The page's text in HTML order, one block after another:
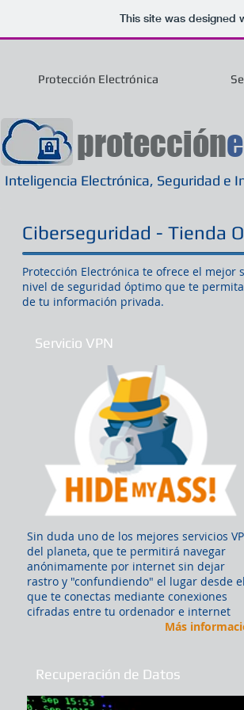
This site was designed
Protección Electrónica
protección
Inteligencia Electrónica, Seguridad e
Ciberseguridad - Tienda
Protección Electrónica te ofrece el
nivel de seguridad óptimo que te
de tu información privada.
Servicio VPN
Sin duda uno de los mejores servicios
del planeta, que te permitirá navegar
anónimamente por internet sin dejar
rastro y "confundiendo" el lugar desde el
que te conectas mediante conexiones
cifradas entre tu ordenador e internet
Más
Recuperación de Datos